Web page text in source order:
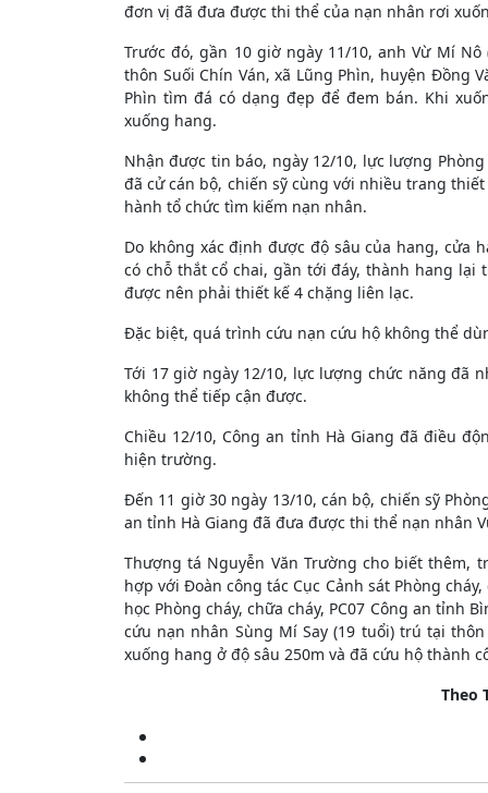
đơn vị đã đưa được thi thể của nạn nhân rơi
Trước đó, gần 10 giờ ngày 11/10, anh Vừ Mí
thôn Suối Chín Ván, xã Lũng Phìn, huyện Đồng
Phìn tìm đá có dạng đẹp để đem bán. Khi
xuống hang.
Nhận được tin báo, ngày 12/10, lực lượng
đã cử cán bộ, chiến sỹ cùng với nhiều trang
hành tổ chức tìm kiếm nạn nhân.
Do không xác định được độ sâu của hang, cửa
có chỗ thắt cổ chai, gần tới đáy, thành hang lại
được nên phải thiết kế 4 chặng liên lạc.
Đặc biệt, quá trình cứu nạn cứu hộ không thể
Tới 17 giờ ngày 12/10, lực lượng chức năng đã
không thể tiếp cận được.
Chiều 12/10, Công an tỉnh Hà Giang đã điều
hiện trường.
Đến 11 giờ 30 ngày 13/10, cán bộ, chiến sỹ
an tỉnh Hà Giang đã đưa được thi thể nạn nhân
Thượng tá Nguyễn Văn Trường cho biết thêm,
hợp với Đoàn công tác Cục Cảnh sát Phòng
học Phòng cháy, chữa cháy, PC07 Công an tỉnh
cứu nạn nhân Sùng Mí Say (19 tuổi) trú tại
xuống hang ở độ sâu 250m và đã cứu hộ thành
Theo